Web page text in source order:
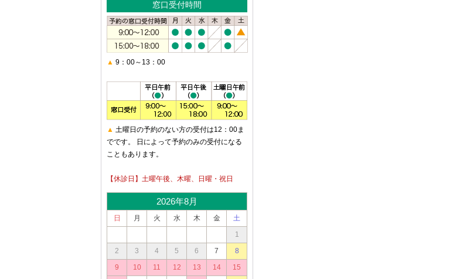
窓口受付時間
▲ 9：00～13：00
▲ 土曜日の予約のない方の受付は12：00ま
でです。 日によって予約のみの受付になる
こともあります。
【休診日】土曜午後、木曜、日曜・祝日
2026年8月
日 月 火 水 木 金
土
1
2
3 4 5 6 7
8
9
10 11 12 13 14
15